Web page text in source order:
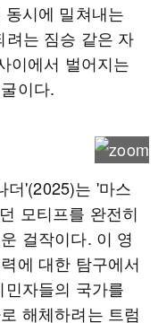
시에 밀쳐내는
려는 짐승 같은 자
이에서 벌어지는
이다.
더'(2025)는 '마스
모티프를 완전히
걸작이다. 이 영
에 대한 탐구에서
자들의 국가를
해체하려는 트럼